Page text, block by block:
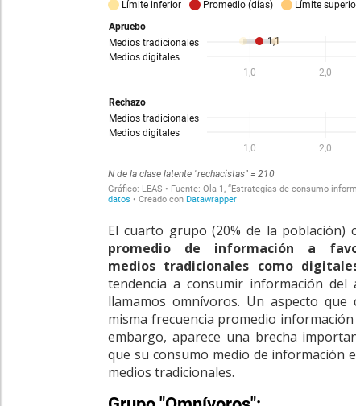
El cuarto grupo(20% de la población)
promedio de información a
medios tradicionales como
tendencia a consumir información
llamamosomnívoros. Un aspecto que
misma frecuencia promedio
embargo, aparece una brecha
que su consumo medio de información
medios tradicionales.